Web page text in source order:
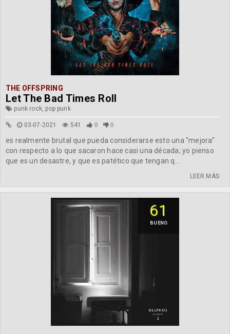
THE OFFSPRING
Let The Bad Times Roll
punk rock, pop punk
03-07-2021 541 0 0
es realmente brutal que pueda considerarse esto una "mejora"
con respecto a lo que sacaron hace casi una década; yo pienso
que es un desastre, y que es patético que tengan q...
LEER MÁS
61
BUENO